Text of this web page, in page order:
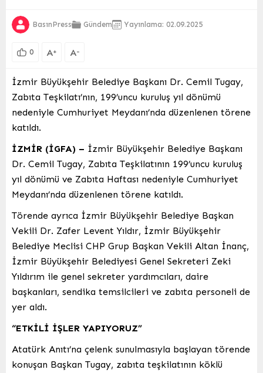
BasınPress Gündem Yayınlama: 02.09.2025
0 A+ A-
İzmir Büyükşehir Belediye Başkanı Dr. Cemil Tugay,
Zabıta Teşkilatı’nın, 199’uncu kuruluş yıl dönümü
nedeniyle Cumhuriyet Meydanı’nda düzenlenen törene
katıldı.
İZMİR (İGFA) – İzmir Büyükşehir Belediye Başkanı
Dr. Cemil Tugay, Zabıta Teşkilatının 199’uncu kuruluş
yıl dönümü ve Zabıta Haftası nedeniyle Cumhuriyet
Meydanı’nda düzenlenen törene katıldı.
Törende ayrıca İzmir Büyükşehir Belediye Başkan
Vekili Dr. Zafer Levent Yıldır, İzmir Büyükşehir
Belediye Meclisi CHP Grup Başkan Vekili Altan İnanç,
İzmir Büyükşehir Belediyesi Genel Sekreteri Zeki
Yıldırım ile genel sekreter yardımcıları, daire
başkanları, sendika temsilcileri ve zabıta personeli de
yer aldı.
“ETKİLİ İŞLER YAPIYORUZ”
Atatürk Anıtı’na çelenk sunulmasıyla başlayan törende
konuşan Başkan Tugay, zabıta teşkilatının köklü